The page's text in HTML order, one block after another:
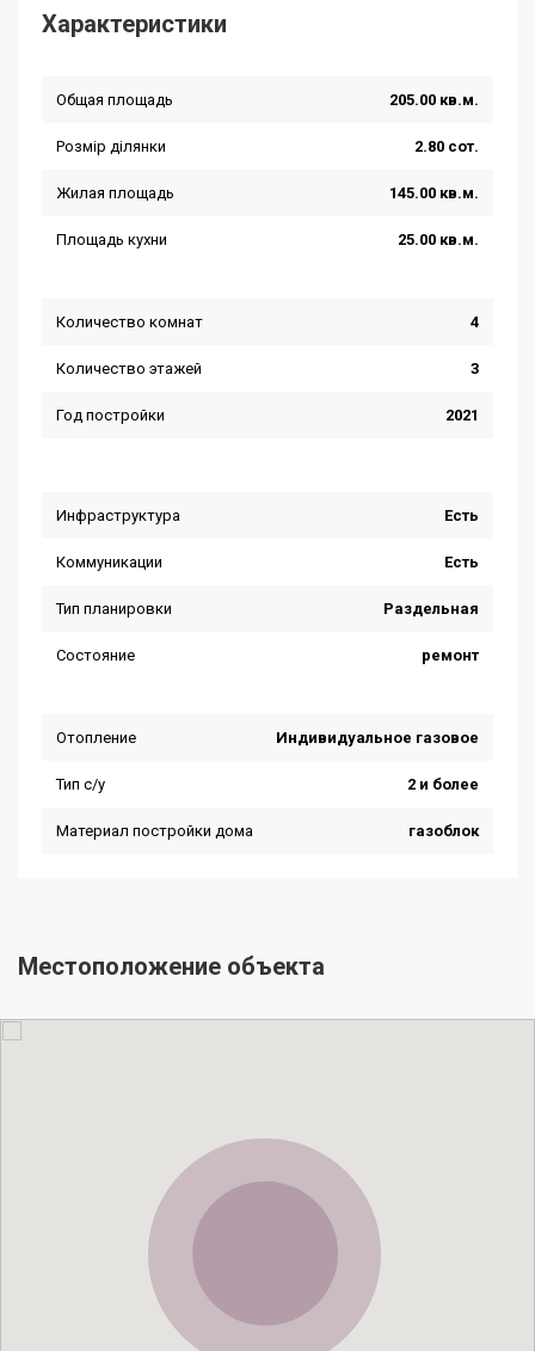
Характеристики
Местоположение объекта